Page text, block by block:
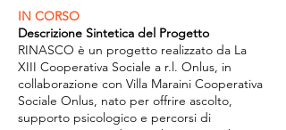
IN CORSO
Descrizione Sintetica del Progetto
RINASCO è un progetto realizzato da La
XIII Cooperativa Sociale a r.l. Onlus, in
collaborazione con Villa Maraini Cooperativa
Sociale Onlus, nato per offrire ascolto,
supporto psicologico e percorsi di